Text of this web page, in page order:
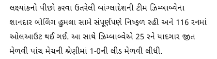
લક્ષ્‍યાંકનો પીછો કરવા ઉતરેલી બાંગ્લાદેશની ટીમ ઝિમ્બાબ્વેના
શાનદાર બોલિંગ હુમલા સામે સંપૂર્ણપણે નિષ્ફળ રહી અને 116 રનમાં
ઓલઆઉટ થઈ ગઈ. આ સાથે ઝિમ્બાબ્વેએ 25 રને યાદગાર જીત
મેળવી પાંચ મેચની શ્રેણીમાં 1-0ની લીડ મેળવી લીધી.